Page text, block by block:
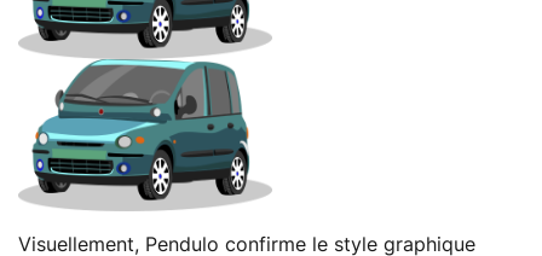
Visuellement, Pendulo confirme le style graphique